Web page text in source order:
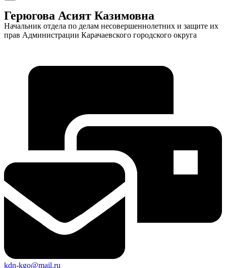
Герюгова Асият Казимовна
Начальник отдела по делам несовершеннолетних и защите их
прав Администрации Карачаевского городского округа
kdn-kgo@mail.ru